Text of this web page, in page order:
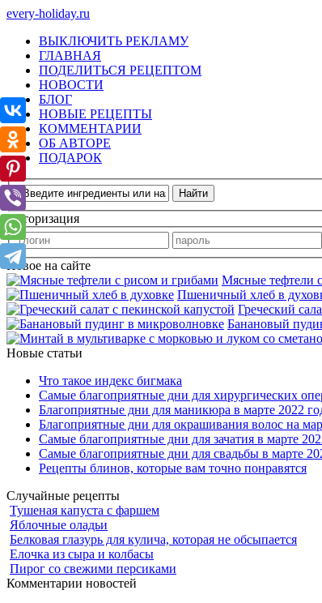
every-holiday.ru
ВЫКЛЮЧИТЬ РЕКЛАМУ
ГЛАВНАЯ
ПОДЕЛИТЬСЯ РЕЦЕПТОМ
НОВОСТИ
БЛОГ
НОВЫЕ РЕЦЕПТЫ
КОММЕНТАРИИ
ОБ АВТОРЕ
ПОДАРОК
Авторизация
Новое на сайте
Мясные тефтели
Пшеничный хлеб в
Греческий
Банановый
Новые статьи
Что такое индекс бигмака
Самые благоприятные дни для хирургических
Благоприятные дни для маникюра в марте 2022
Благоприятные дни для окрашивания волос на
Самые благоприятные дни для зачатия в марте
Самые благоприятные дни для свадьбы в марте
Рецепты блинов, которые вам точно понравятся
Случайные рецепты
Тушеная капуста с фаршем
Яблочные оладьи
Белковая глазурь для кулича, которая не обсыпается
Елочка из сыра и колбасы
Пирог со свежими персиками
Комментарии новостей